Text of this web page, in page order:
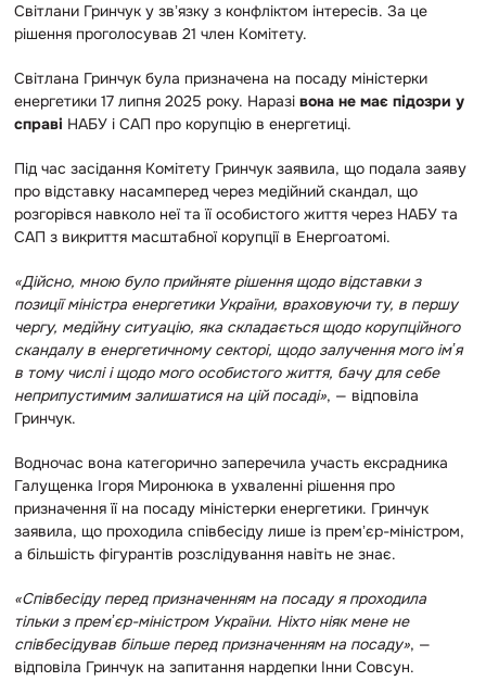
Світлани Гринчук у звʼязку з конфліктом інтересів. За це
рішення проголосував 21 член Комітету.
Світлана Гринчук була призначена на посаду міністерки
енергетики 17 липня 2025 року. Наразі вона не має підозри у
справі НАБУ і САП про корупцію в енергетиці.
Під час засідання Комітету Гринчук заявила, що подала заяву
про відставку насамперед через медійний скандал, що
розгорівся навколо неї та її особистого життя через НАБУ та
САП з викриття масштабної корупції в Енергоатомі.
«Дійсно, мною було прийняте рішення щодо відставки з
позиції міністра енергетики України, враховуючи ту, в першу
чергу, медійну ситуацію, яка складається щодо корупційного
скандалу в енергетичному секторі, щодо залучення мого імʼя
в тому числі і щодо мого особистого життя, бачу для себе
неприпустимим залишатися на цій посаді», — відповіла
Гринчук.
Водночас вона категорично заперечила участь ексрадника
Галущенка Ігоря Миронюка в ухваленні рішення про
призначення її на посаду міністерки енергетики. Гринчук
заявила, що проходила співбесіду лише із премʼєр-міністром,
а більшість фігурантів розслідування навіть не знає.
«Співбесіду перед призначенням на посаду я проходила
тільки з премʼєр-міністром України. Ніхто ніяк мене не
співбесідував більше перед призначенням на посаду», —
відповіла Гринчук на запитання нардепки Інни Совсун.